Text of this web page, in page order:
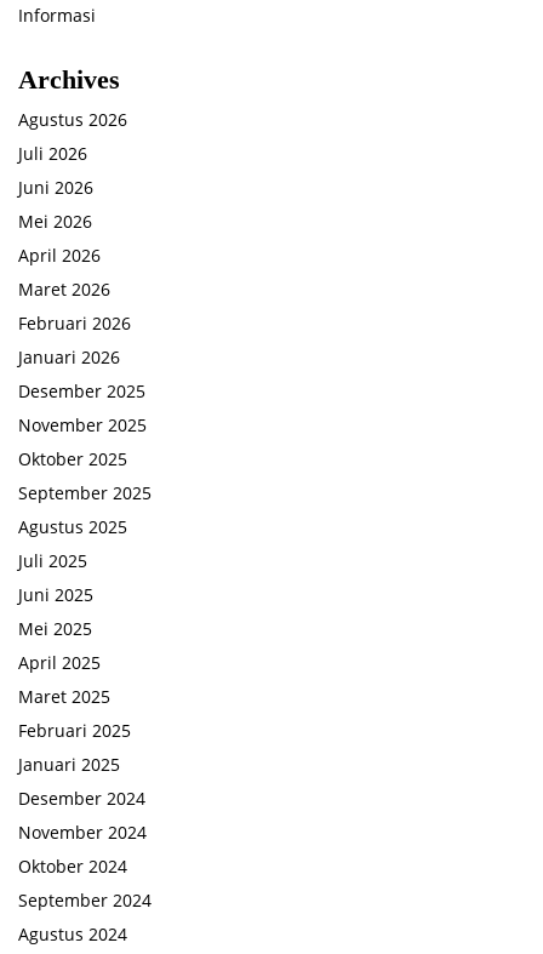
Informasi
Archives
Agustus 2026
Juli 2026
Juni 2026
Mei 2026
April 2026
Maret 2026
Februari 2026
Januari 2026
Desember 2025
November 2025
Oktober 2025
September 2025
Agustus 2025
Juli 2025
Juni 2025
Mei 2025
April 2025
Maret 2025
Februari 2025
Januari 2025
Desember 2024
November 2024
Oktober 2024
September 2024
Agustus 2024